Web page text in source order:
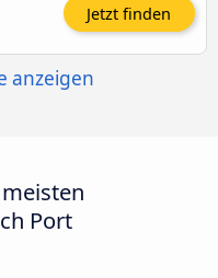
Jetzt finden
anzeigen
Port